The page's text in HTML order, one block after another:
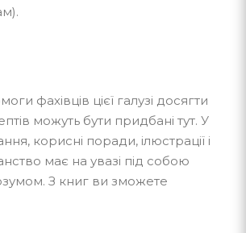
фахівців цієї галузі досягти
можуть бути придбані тут. У
корисні поради, ілюстрації і
має на увазі під собою
З книг ви зможете